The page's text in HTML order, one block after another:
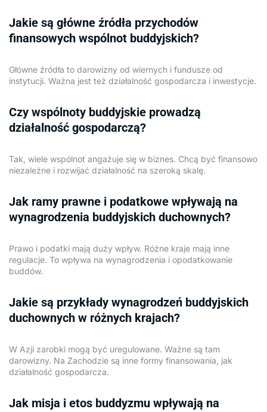
Jakie są główne źródła przychodów
finansowych wspólnot buddyjskich?
Główne źródła to darowizny od wiernych i fundusze od
instytucji. Ważna jest też działalność gospodarcza i inwestycje.
Czy wspólnoty buddyjskie prowadzą
działalność gospodarczą?
Tak, wiele wspólnot angażuje się w biznes. Chcą być finansowo
niezależne i rozwijać działalność na szeroką skalę.
Jak ramy prawne i podatkowe wpływają na
wynagrodzenia buddyjskich duchownych?
Prawo i podatki mają duży wpływ. Różne kraje mają inne
regulacje. To wpływa na wynagrodzenia i opodatkowanie
buddów.
Jakie są przykłady wynagrodzeń buddyjskich
duchownych w różnych krajach?
W Azji zarobki mogą być uregulowane. Ważne są tam
darowizny. Na Zachodzie są inne formy finansowania, jak
działalność gospodarcza.
Jak misja i etos buddyzmu wpływają na